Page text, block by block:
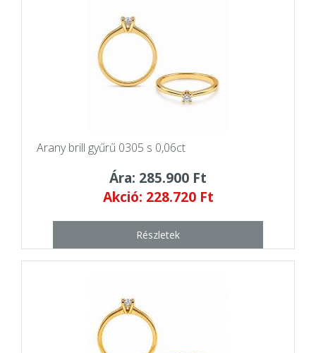
Arany brill gyűrű 0305 s 0,06ct
Ára: 285.900 Ft
Akció: 228.720 Ft
Részletek